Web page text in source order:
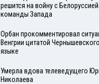
решится на войну с Белоруссией
команды Запада
Орбан прокомментировал
Венгрии цитатой
языке
Умерла вдова телеведущего
Николаева